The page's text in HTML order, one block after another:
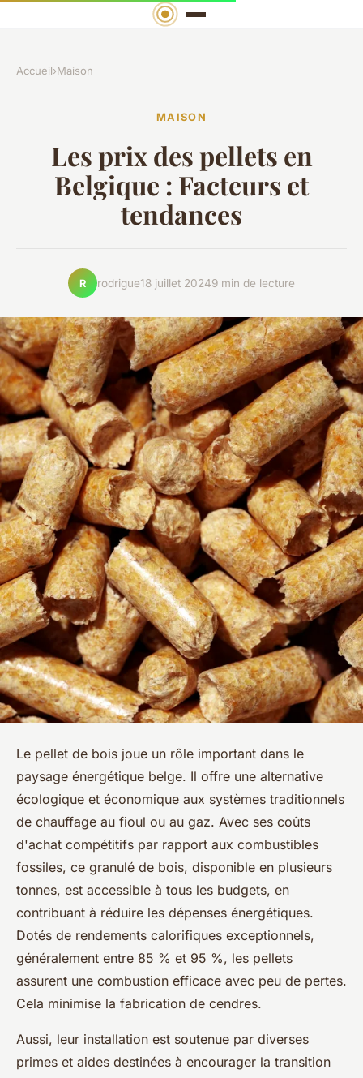
Accueil›Maison
MAISON
Les prix des pellets en
Belgique : Facteurs et
tendances
R rodrigue18 juillet 20249 min de lecture
Le pellet de bois joue un rôle important dans le
paysage énergétique belge. Il offre une alternative
écologique et économique aux systèmes traditionnels
de chauffage au fioul ou au gaz. Avec ses coûts
d'achat compétitifs par rapport aux combustibles
fossiles, ce granulé de bois, disponible en plusieurs
tonnes, est accessible à tous les budgets, en
contribuant à réduire les dépenses énergétiques.
Dotés de rendements calorifiques exceptionnels,
généralement entre 85 % et 95 %, les pellets
assurent une combustion efficace avec peu de pertes.
Cela minimise la fabrication de cendres.
Aussi, leur installation est soutenue par diverses
primes et aides destinées à encourager la transition